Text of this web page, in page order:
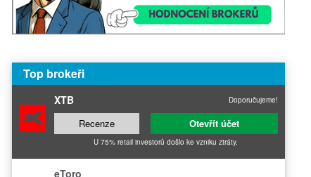
Top brokeři
XTB Doporučujeme!
Recenze Otevřít účet
U 75% retail investorů došlo ke vzniku ztráty.
eToro